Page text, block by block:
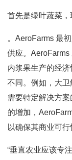
首先是绿叶蔬菜
。AeroFarms 最
供应。
内浆果生产的经
不同。例如，大
需要特定解决方
的增加，
以确保其商业可行
“垂直农业应该专